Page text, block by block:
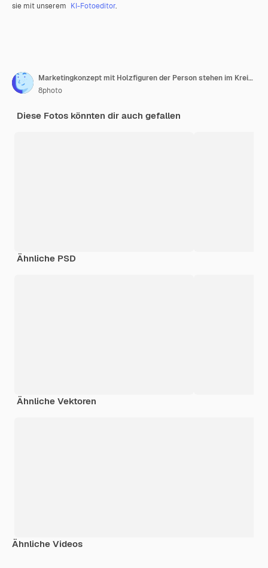
sie mit unserem KI-Fotoeditor.
Marketingkonzept mit Holzfiguren der Person stehen im Kreis auf hölzernem Hintergrund flach.
8photo
Diese Fotos könnten dir auch gefallen
Ähnliche PSD
Ähnliche Vektoren
Ähnliche Videos